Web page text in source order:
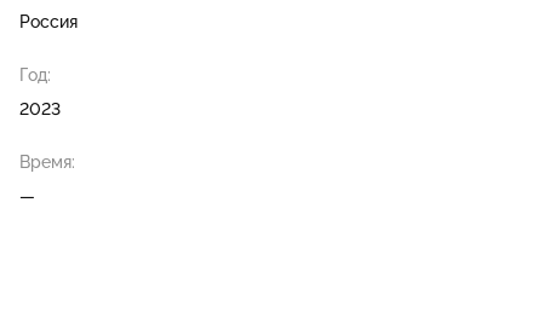
Россия
Год:
2023
Время:
—